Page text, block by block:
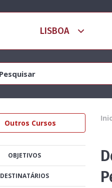
Outros Cursos
OBJETIVOS
DESTINATÁRIOS